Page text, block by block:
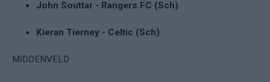
John Souttar - Rangers FC (Sch)
Kieran Tierney - Celtic (Sch)
MIDDENVELD